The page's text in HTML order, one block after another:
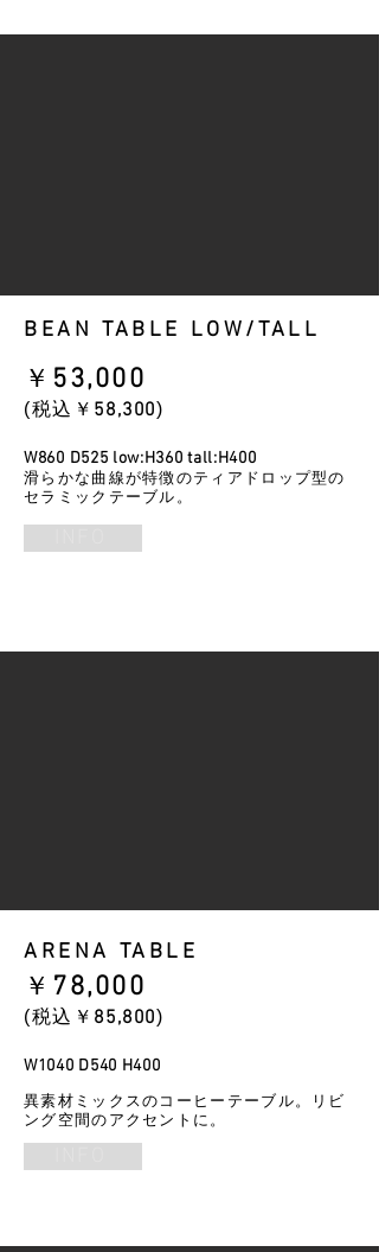
BEAN TABLE LOW/TALL
​￥ 53,000
​(税込￥ 58,300)
W860 D525 low:H360 tall:H400
滑らかな曲線が特徴のティアドロップ型の
セラミックテーブル。
ARENA TABLE
​￥ 78,000
​(税込￥ 85,800)
W1040 D540 H400
異素材ミックスのコーヒーテーブル。リビ
ング空間のアクセントに。